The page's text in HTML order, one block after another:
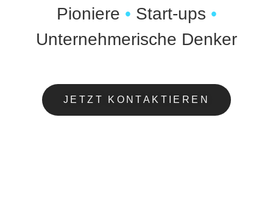
Pioniere • Start-ups •
Unternehmerische Denker
JETZT KONTAKTIEREN